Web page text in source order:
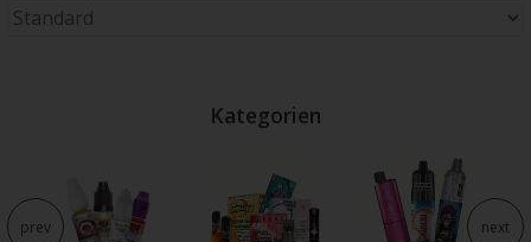
Kategorien
prev next